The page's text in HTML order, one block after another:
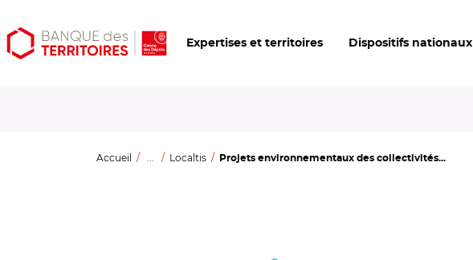
Aller
au
Aller
au
Ouvrir
les
Expertises et territoires Dispositifs nationaux
Accueil ... Localtis Projets environnementaux des collectivités...